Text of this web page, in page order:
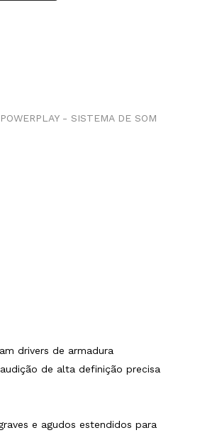
- SISTEMA DE SOM
drivers de armadura
de alta definição precisa
e agudos estendidos para